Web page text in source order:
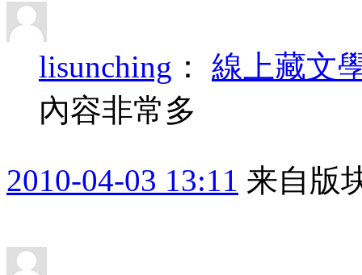
lisunching ： 線上藏文
內容非常多
2010-04-03 13:11 来自版